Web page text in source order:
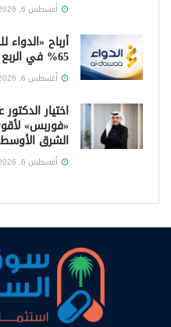
أغسطس 6, 2026
أرباح «الدواء
65% في الربع الثاني من 2026
أغسطس 6, 2026
اختيار
«فوربس»
الشرق الأوسط
أغسطس 6, 2026